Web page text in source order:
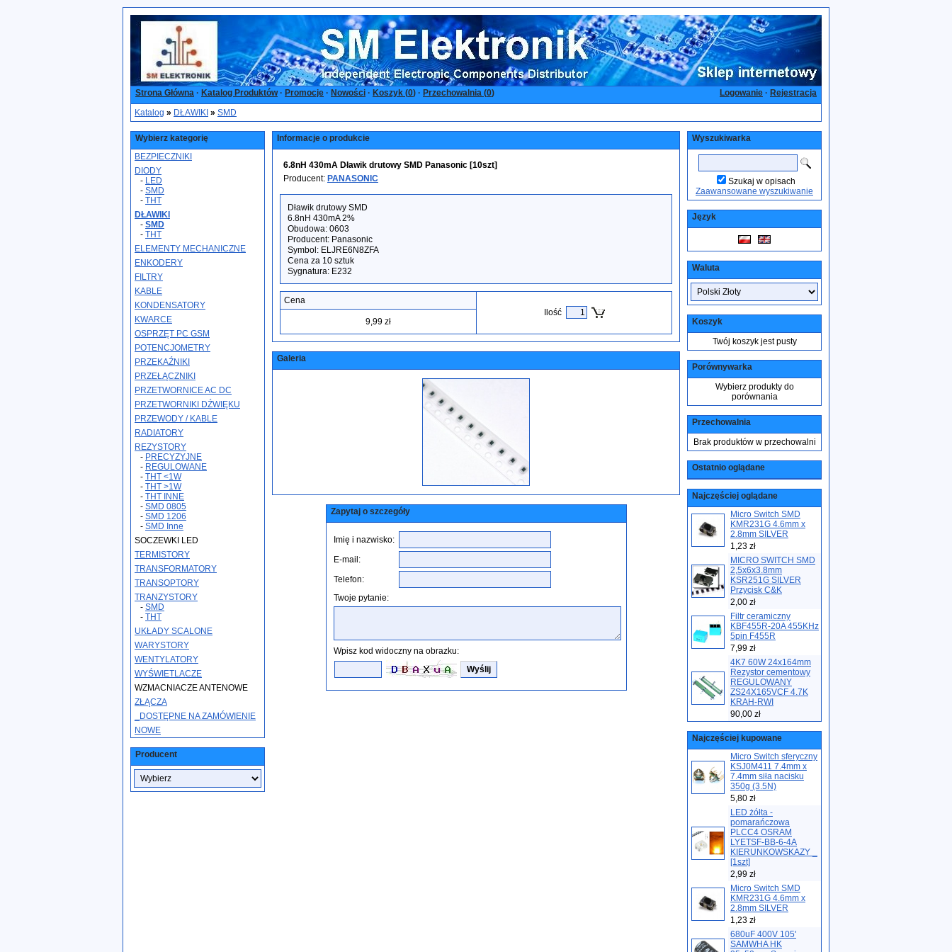
Strona Główna · Katalog Produktów· Promocje · Nowości · Koszyk (0) · Przechowalnia (0) Logowanie · Rejestracja
Katalog » DŁAWIKI » SMD
Wybierz kategorię
BEZPIECZNIKI
DIODY
- LED
- SMD
- THT
DŁAWIKI
- SMD
- THT
ELEMENTY MECHANICZNE
ENKODERY
FILTRY
KABLE
KONDENSATORY
KWARCE
OSPRZĘT PC GSM
POTENCJOMETRY
PRZEKAŹNIKI
PRZEŁĄCZNIKI
PRZETWORNICE AC DC
PRZETWORNIKI DŹWIĘKU
PRZEWODY / KABLE
RADIATORY
REZYSTORY
- PRECYZYJNE
- REGULOWANE
- THT <1W
- THT >1W
- THT INNE
- SMD 0805
- SMD 1206
- SMD Inne
SOCZEWKI LED
TERMISTORY
TRANSFORMATORY
TRANSOPTORY
TRANZYSTORY
- SMD
- THT
UKŁADY SCALONE
WARYSTORY
WENTYLATORY
WYŚWIETLACZE
WZMACNIACZE ANTENOWE
ZŁĄCZA
_DOSTĘPNE NA ZAMÓWIENIE
NOWE
Producent
Informacje o produkcie
6.8nH 430mA Dławik drutowy SMD Panasonic [10szt]
Producent: PANASONIC
Dławik drutowy SMD
6.8nH 430mA 2%
Obudowa: 0603
Producent: Panasonic
Symbol: ELJRE6N8ZFA
Cena za 10 sztuk
Sygnatura: E232
Cena
Ilość
9,99 zł
Galeria
Zapytaj o szczegóły
Imię i nazwisko:
E-mail:
Telefon:
Twoje pytanie:
Wpisz kod widoczny na obrazku:
Wyszukiwarka
Szukaj w opisach
Zaawansowane wyszukiwanie
Język
Waluta
Koszyk
Twój koszyk jest pusty
Porównywarka
Wybierz produkty do
porównania
Przechowalnia
Brak produktów w przechowalni
Ostatnio oglądane
Najczęściej oglądane
Micro Switch SMD
KMR231G 4.6mm x
2.8mm SILVER
1,23 zł
MICRO SWITCH SMD
2,5x6x3.8mm
KSR251G SILVER
Przycisk C&K
2,00 zł
Filtr ceramiczny
KBF455R-20A 455KHz
5pin F455R
7,99 zł
4K7 60W 24x164mm
Rezystor cementowy
REGULOWANY
ZS24X165VCF 4.7K
KRAH-RWI
90,00 zł
Najczęściej kupowane
Micro Switch sferyczny
KSJ0M411 7.4mm x
7.4mm siła nacisku
350g (3.5N)
5,80 zł
LED żółta -
pomarańczowa
PLCC4 OSRAM
LYETSF-BB-6-4A
KIERUNKOWSKAZY _
[1szt]
2,99 zł
Micro Switch SMD
KMR231G 4.6mm x
2.8mm SILVER
1,23 zł
680uF 400V 105'
SAMWHA HK